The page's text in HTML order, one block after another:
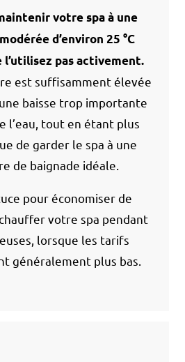
votre spa à une
d’environ 25 °C
l’utilisez pas activement.
est suffisamment élevée
baisse trop importante
l’eau, tout en étant plus
de garder le spa à une
de baignade idéale.
pour économiser de
votre spa pendant
lorsque les tarifs
généralement plus bas.